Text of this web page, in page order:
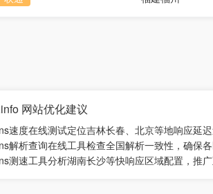
网站优化建议
速度在线测试定位吉林长春、北京等地响应延
解析查询在线工具检查全国解析一致性，确保
测速工具分析湖南长沙等快响应区域配置，推